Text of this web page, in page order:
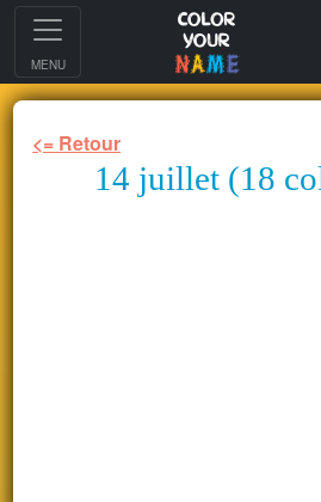
MENU
<= Retour
14 juillet (18